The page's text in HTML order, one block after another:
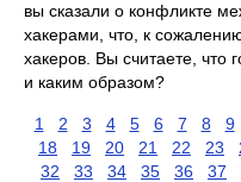
вы сказали о конфликте
хакерами, что, к
хакеров. Вы считаете, что
и каким образом?
1 2 3 4 5 6 7 8 9
18
19 20 21 22 23
32
33 34 35 36 37